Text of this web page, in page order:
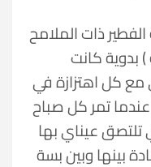
ذات الملامح
بدوية كانت
كل اهتزازة في
تمر كل صباح
تلتصق عيناي بها
بينها وبين بسة